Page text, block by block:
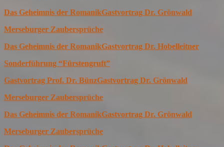
Das Geheimnis der RomanikGastvortrag Dr. Grönwald
Merseburger Zaubersprüche
Das Geheimnis der RomanikGastvortrag Dr. Hobelleitner
Sonderführung “Fürstengruft”
Gastvortrag Prof. Dr. BünzGastvortrag Dr. Grönwald
Merseburger Zaubersprüche
Das Geheimnis der RomanikGastvortrag Dr. Grönwald
Merseburger Zaubersprüche